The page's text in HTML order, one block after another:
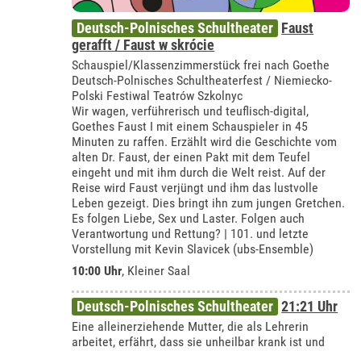
Deutsch-Polnisches Schultheater Faust
gerafft / Faust w skrócie
Schauspiel/Klassenzimmerstück frei nach Goethe
Deutsch-Polnisches Schultheaterfest / Niemiecko-
Polski Festiwal Teatrów Szkolnyc
Wir wagen, verführerisch und teuflisch-digital,
Goethes Faust I mit einem Schauspieler in 45
Minuten zu raffen. Erzählt wird die Geschichte vom
alten Dr. Faust, der einen Pakt mit dem Teufel
eingeht und mit ihm durch die Welt reist. Auf der
Reise wird Faust verjüngt und ihm das lustvolle
Leben gezeigt. Dies bringt ihn zum jungen Gretchen.
Es folgen Liebe, Sex und Laster. Folgen auch
Verantwortung und Rettung? | 101. und letzte
Vorstellung mit Kevin Slavicek (ubs-Ensemble)
10:00 Uhr, Kleiner Saal
Deutsch-Polnisches Schultheater 21:21 Uhr
Eine alleinerziehende Mutter, die als Lehrerin
arbeitet, erfährt, dass sie unheilbar krank ist und